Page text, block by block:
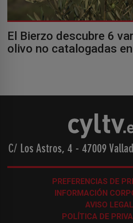
El Bierzo descubre 6
olivo no catalogadas
C/ Los Astros, 4 - 47009
PREFERENCIAS DE
INFORMACIÓN
AVISO LEGAL
POLÍTICA DE